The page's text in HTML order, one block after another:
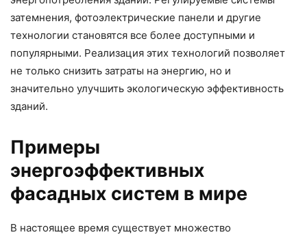
затемнения, фотоэлектрические панели и другие
технологии становятся все более доступными и
популярными. Реализация этих технологий позволяет
не только снизить затраты на энергию, но и
значительно улучшить экологическую эффективность
зданий.
Примеры
энергоэффективных
фасадных систем в мире
В настоящее время существует множество